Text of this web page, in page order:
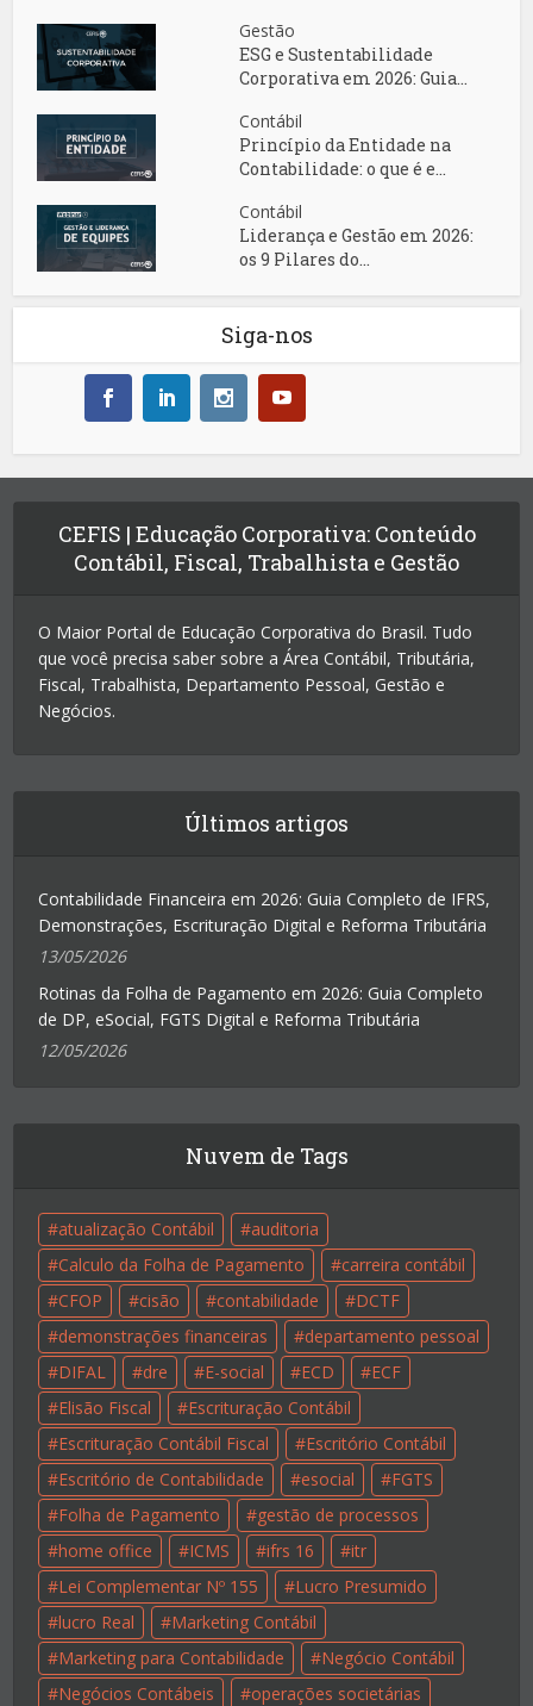
Gestão
ESG e Sustentabilidade
Corporativa em 2026: Guia...
Contábil
Princípio da Entidade na
Contabilidade: o que é e...
Contábil
Liderança e Gestão em 2026:
os 9 Pilares do...
Siga-nos
CEFIS | Educação Corporativa: Conteúdo
Contábil, Fiscal, Trabalhista e Gestão
O Maior Portal de Educação Corporativa do Brasil. Tudo
que você precisa saber sobre a Área Contábil, Tributária,
Fiscal, Trabalhista, Departamento Pessoal, Gestão e
Negócios.
Últimos artigos
Contabilidade Financeira em 2026: Guia Completo de IFRS,
Demonstrações, Escrituração Digital e Reforma Tributária
13/05/2026
Rotinas da Folha de Pagamento em 2026: Guia Completo
de DP, eSocial, FGTS Digital e Reforma Tributária
12/05/2026
Nuvem de Tags
atualização Contábil
auditoria
Calculo da Folha de Pagamento
carreira contábil
CFOP
cisão contabilidade
DCTF
demonstrações financeiras
departamento pessoal
DIFAL
dre E-social ECD
ECF
Elisão Fiscal
Escrituração Contábil
Escrituração Contábil Fiscal
Escritório Contábil
Escritório de Contabilidade
esocial
FGTS
Folha de Pagamento
gestão de processos
home office
ICMS ifrs 16
itr
Lei Complementar Nº 155
Lucro Presumido
lucro Real
Marketing Contábil
Marketing para Contabilidade
Negócio Contábil
Negócios Contábeis
operações societárias